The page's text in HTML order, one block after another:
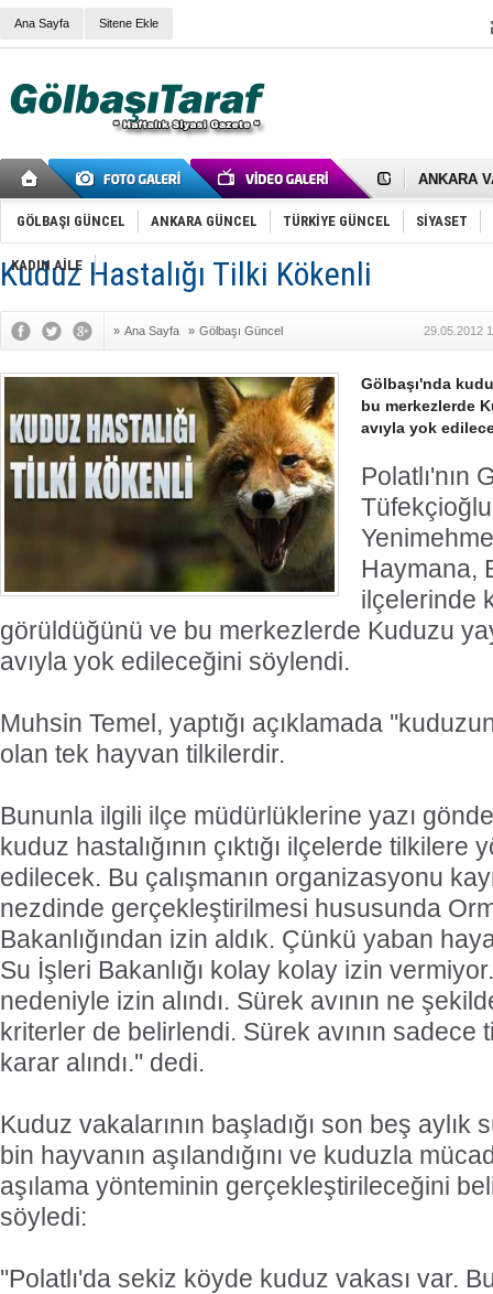
Ana Sayfa Sitene Ekle
Cemal
Samet
FAİZ
Mikail
Gölbaşı
İNCEK
GÖLBAŞI GÜNCEL ANKARA GÜNCEL TÜRKİYE GÜNCEL SİYASET
KADIN AİLE
Kuduz Hastalığı Tilki Kökenli
» Ana Sayfa » Gölbaşı Güncel 29.05.2012
Gölbaşı'nda
bu merkezlerde
avıyla yok
Polatlı'nın
Haymana,
ilçelerinde
görüldüğünü ve bu merkezlerde Kuduzu
avıyla yok edileceğini söylendi.
Muhsin Temel, yaptığı açıklamada
olan tek hayvan tilkilerdir.
Bununla ilgili ilçe müdürlüklerine yazı
kuduz hastalığının çıktığı ilçelerde tilkilere
edilecek. Bu çalışmanın organizasyonu
nezdinde gerçekleştirilmesi hususunda
Bakanlığından izin aldık. Çünkü yaban
Su İşleri Bakanlığı kolay kolay izin
nedeniyle izin alındı. Sürek avının ne
kriterler de belirlendi. Sürek avının sadece
karar alındı.'' dedi.
Kuduz vakalarının başladığı son beş
bin hayvanın aşılandığını ve kuduzla
aşılama yönteminin gerçekleştirileceğini
söyledi:
''Polatlı'da sekiz köyde kuduz vakası var.